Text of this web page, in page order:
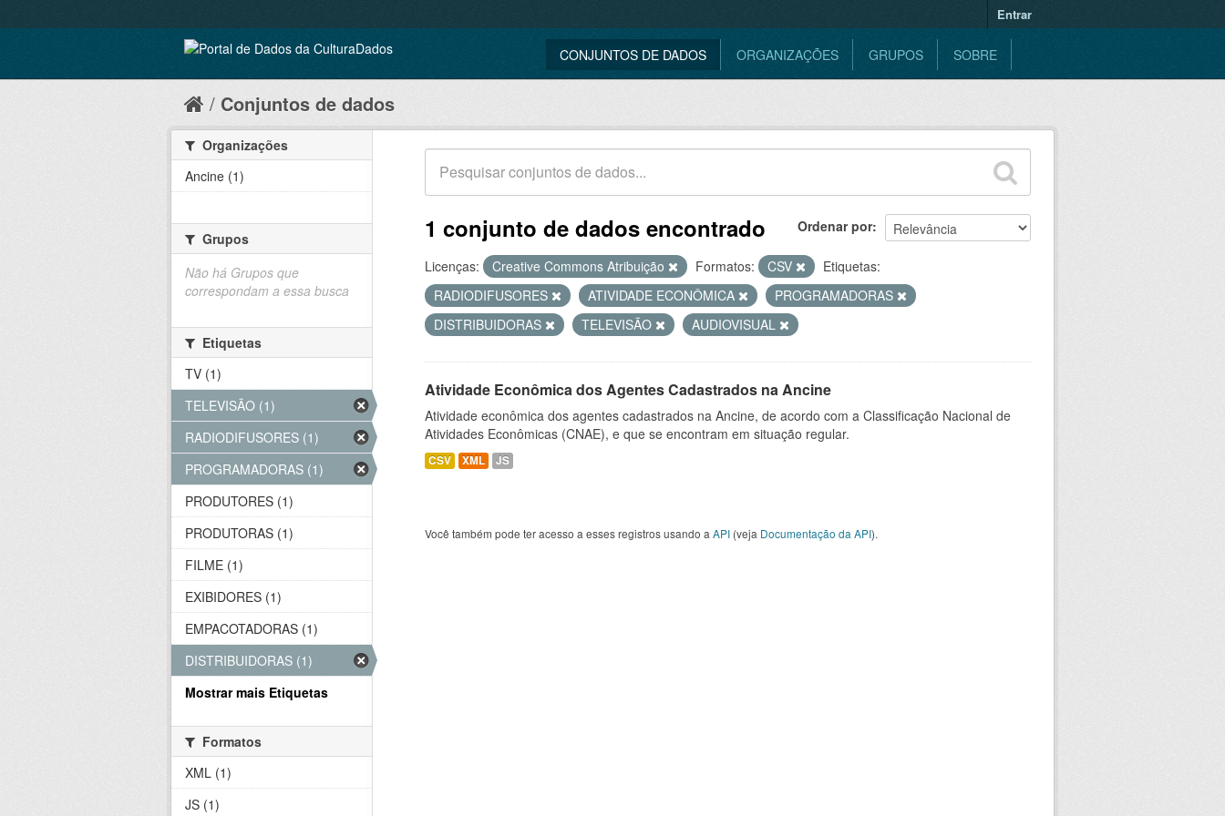
Entrar
CONJUNTOS DE DADOS ORGANIZAÇÕES GRUPOS SOBRE
Conjuntos de dados
Ordenar por
1 conjunto de dados encontrado
Licenças: Creative Commons Atribuição Formatos: CSV
Etiquetas:
RADIODIFUSORES
ATIVIDADE ECONÔMICA
PROGRAMADORAS
DISTRIBUIDORAS
TELEVISÃO AUDIOVISUAL
Atividade Econômica dos Agentes Cadastrados na Ancine
Atividade econômica dos agentes cadastrados na Ancine, de acordo com a Classificação Nacional de
Atividades Econômicas (CNAE), e que se encontram em situação regular.
CSV XML JS
Você também pode ter acesso a esses registros usando a API (veja Documentação da API).
Organizações
Ancine (1)
Grupos
Não há Grupos que
correspondam a essa busca
Etiquetas
TV (1)
TELEVISÃO (1)
RADIODIFUSORES (1)
PROGRAMADORAS (1)
PRODUTORES (1)
PRODUTORAS (1)
FILME (1)
EXIBIDORES (1)
EMPACOTADORAS (1)
DISTRIBUIDORAS (1)
Mostrar mais Etiquetas
Formatos
XML (1)
JS (1)